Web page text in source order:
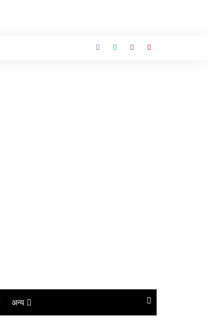
अन्य